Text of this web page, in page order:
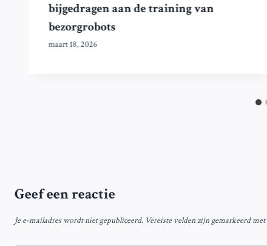
bijgedragen aan de training van
bezorgrobots
maart 18, 2026
Geef een reactie
Je e-mailadres wordt niet gepubliceerd. Vereiste velden zijn gemarkeerd met